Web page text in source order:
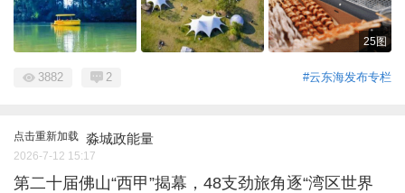
25图
#云东海发布专栏
3882 2
点击重新加载 淼城政能量
2026-7-12 15:17
第二十届佛山“西甲”揭幕，48支劲旅角逐“湾区世界